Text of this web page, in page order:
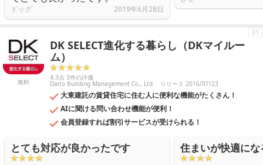
ドッグ 2019年6月28日
無料
DK SELECT進化する暮らし（DKマイルー
ム）
4.3点 3件の評価
Daito Building Management Co., Ltd. リリース 2016/07/23
大東建託の賃貸住宅に住む人に便利な機能がたくさん！
AIに聞ける問い合わせ機能が便利！
会員登録すれば割引サービスが受けられる！
31
とても対応が良かったです 住まいが快適にな